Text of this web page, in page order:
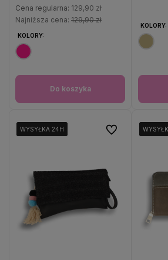
Cena regularna: 129,90 zł
Najniższa cena: 129,90 zł
KOLORY:
Do koszyka
KOLORY:
WYSYŁKA 24H
WYSYŁKA 24H
WYSYŁKA 24H Do ulubionych